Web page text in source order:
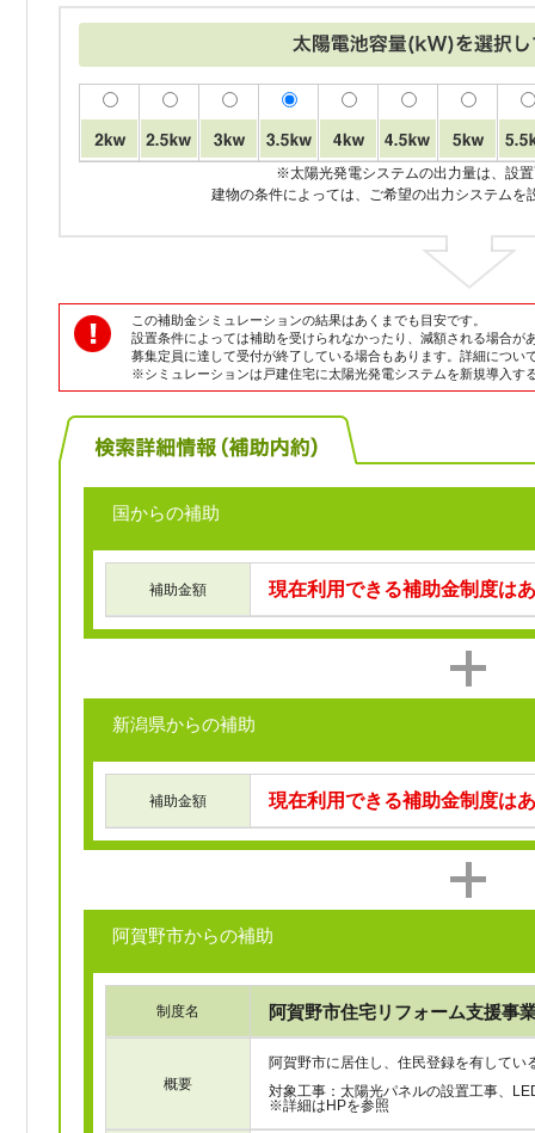
※太陽光発電システムの出力量は、設
建物の条件によっては、ご希望の出力システムを
この補助金シミュレーションの結果はあくまでも目安です。
設置条件によっては補助を受けられなかったり、減額される場合が
募集定員に達して受付が終了している場合もあります。詳細につい
※シミュレーションは戸建住宅に太陽光発電システムを新規導入す
国からの補助
補助金額 現在利用できる補助金制度は
新潟県からの補助
補助金額 現在利用できる補助金制度は
阿賀野市からの補助
制度名 阿賀野市住宅リフォーム支援事
概要
阿賀野市に居住し、住民登録を有してい
対象工事：太陽光パネルの設置工事、
※詳細はHPを参照